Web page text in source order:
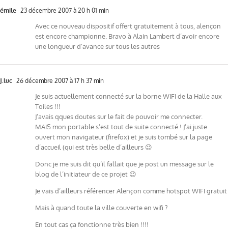
émile 23 décembre 2007 à 20 h 01 min
Avec ce nouveau dispositif offert gratuitement à tous, alençon
est encore championne. Bravo à Alain Lambert d’avoir encore
une longueur d’avance sur tous les autres
J.luc 26 décembre 2007 à 17 h 37 min
Je suis actuellement connecté sur la borne WIFI de la Halle aux
Toiles !!!
J’avais qques doutes sur le fait de pouvoir me connecter.
MAIS mon portable s’est tout de suite connecté ! J’ai juste
ouvert mon navigateur (firefox) et je suis tombé sur la page
d’accueil (qui est très belle d’ailleurs 😉
Donc je me suis dit qu’il fallait que je post un message sur le
blog de l’initiateur de ce projet 😉
Je vais d’ailleurs référencer Alençon comme hotspot WIFI gratuit
Mais à quand toute la ville couverte en wifi ?
En tout cas ça fonctionne très bien !!!!